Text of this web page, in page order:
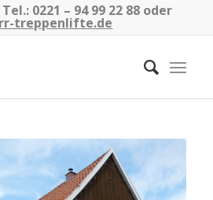
0221 – 94 99 22 88 oder
treppenlifte.de